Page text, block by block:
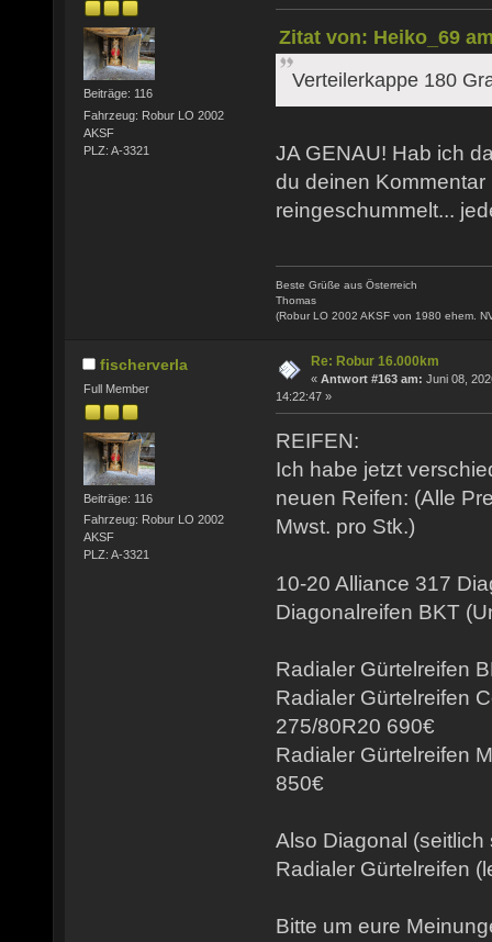
Beiträge: 116
Fahrzeug: Robur LO 2002
AKSF
PLZ: A-3321
Zitat von: Heiko_69
Verteilerkappe 180
JA GENAU! Hab ich
du deinen Kommentar
reingeschummelt...
Beste Grüße aus Österreich
Thomas
(Robur LO 2002 AKSF von 1980 ehem.
fischerverla
Full Member
Beiträge: 116
Fahrzeug: Robur LO 2002
AKSF
PLZ: A-3321
Re: Robur 16.000km
« Antwort #163 am: Juni 08,
14:22:47 »
REIFEN:
Ich habe jetzt
neuen Reifen: (Alle
Mwst. pro Stk.)
10-20 Alliance 317
Diagonalreifen BKT
Radialer Gürtelreifen
Radialer Gürtelreifen
275/80R20 690€
Radialer Gürtelreifen
850€
Also Diagonal
Radialer Gürtelreifen
Bitte um eure